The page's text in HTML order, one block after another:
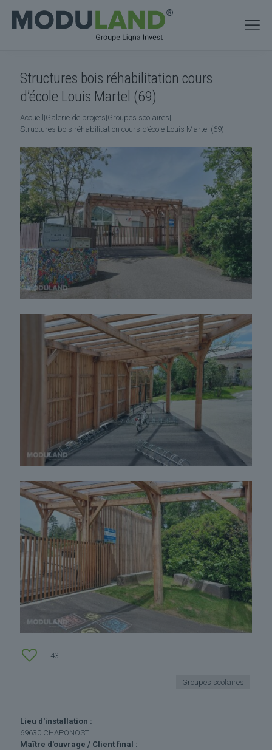
Structures bois réhabilitation cours
d’école Louis Martel (69)
Accueil|Galerie de projets|Groupes scolaires|
Structures bois réhabilitation cours d’école Louis Martel (69)
43
Groupes scolaires
Lieu d'installation :
69630 CHAPONOST
Maître d'ouvrage / Client final :